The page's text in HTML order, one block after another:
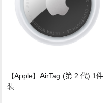
【Apple】AirTag (第 2 代) 1件
裝